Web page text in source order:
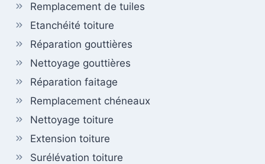
Remplacement de tuiles
Etanchéité toiture
Réparation gouttières
Nettoyage gouttières
Réparation faitage
Remplacement chéneaux
Nettoyage toiture
Extension toiture
Surélévation toiture